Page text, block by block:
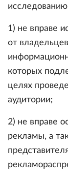
1) не вправе
от
которых
целях
аудитории;
2) не вправе
рекламы, а